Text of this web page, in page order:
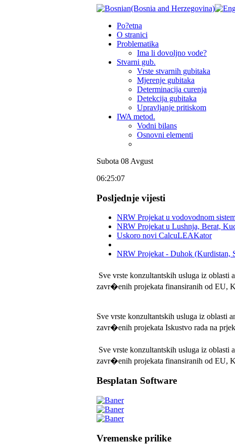
Po?etna
O stranici
Problematika
Ima li dovoljno vode?
Stvarni gub.
Vrste stvarnih gubitaka
Mjerenje gubitaka
Determinacija curenja
Detekcija gubitaka
Upravljanje pritiskom
IWA metod.
Vodni bilans
Osnovni elementi
Subota 08 Avgust
06:25:07
Posljednje vijesti
NRW Projekat u vodovodnom
NRW Projekat u Lushnja, Berat,
Uskoro novi CalcuLEAKator
NRW Projekat - Duhok (Kurdistan,
Sve vrste konzultantskih usluga iz
zavr�enih projekata finansiranih od EU,
Sve vrste konzultantskih usluga iz
zavr�enih projekata Iskustvo rada na
Sve vrste konzultantskih usluga iz
zavr�enih projekata finansiranih od EU,
Besplatan Software
Vremenske prilike